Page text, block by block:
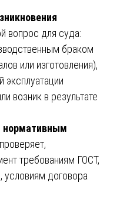
вопрос для суда:
браком
или изготовления),
эксплуатации
возник в результате
нормативным
требованиям ГОСТ,
условиям договора